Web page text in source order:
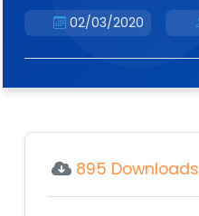
02/03/2020
895 Downloads